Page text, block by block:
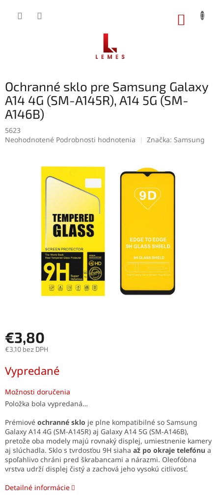
Ochranné sklo pre Samsung Galaxy
A14 4G (SM-A145R), A14 5G (SM-
A146B)
5623
Priemerné
Neohodnotené Podrobnosti hodnotenia Značka: Samsung
€3,80
€3,10 bez DPH
cena:
Vypredané
Možnosti doručenia
Položka bola vypredaná…
Prémiové ochranné sklo je plne kompatibilné so Samsung
Galaxy A14 4G (SM-A145R) aj Galaxy A14 5G (SM-A146B),
pretože oba modely majú rovnaký displej, umiestnenie kamery
aj slúchadla. Sklo s tvrdosťou 9H siaha až po okraje telefónu a
spoľahlivo chráni pred škrabancami a nárazmi. Oleofóbna
vrstva udrží displej čistý a zachová jeho vysokú citlivosť.
Detailné informácie